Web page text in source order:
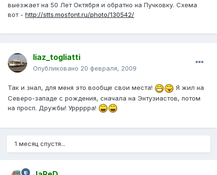
выезжает на 50 Лет Октября и обратно на Пучковку. Схема
вот - http://stts.mosfont.ru/photo/130542/
liaz_togliatti
Опубликовано 20 февраля, 2009
Так и знал, для меня это вообще свои места!
Я жил на
Северо-западе с рождения, сначала на Энтузиастов, потом
на просп. Дружбы! Уррррра!
1 месяц спустя...